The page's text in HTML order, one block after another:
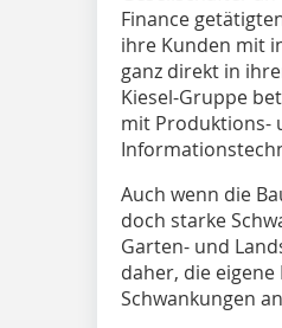
Finance
ihre Kunden mit
ganz direkt in
Kiesel-Gruppe
mit Produktions-
Auch wenn die
doch starke
Garten- und
daher, die
Schwankungen